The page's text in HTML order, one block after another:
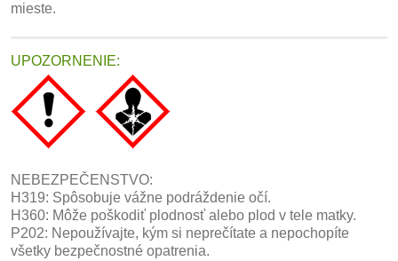
mieste.
UPOZORNENIE:
NEBEZPEČENSTVO:
H319: Spôsobuje vážne podráždenie očí.
H360: Môže poškodiť plodnosť alebo plod v tele matky.
P202: Nepoužívajte, kým si neprečítate a nepochopíte
všetky bezpečnostné opatrenia.